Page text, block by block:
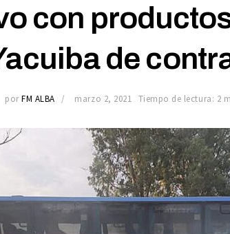
con
de
por FM ALBA marzo 2, 2021 Tiempo de lectura: 2